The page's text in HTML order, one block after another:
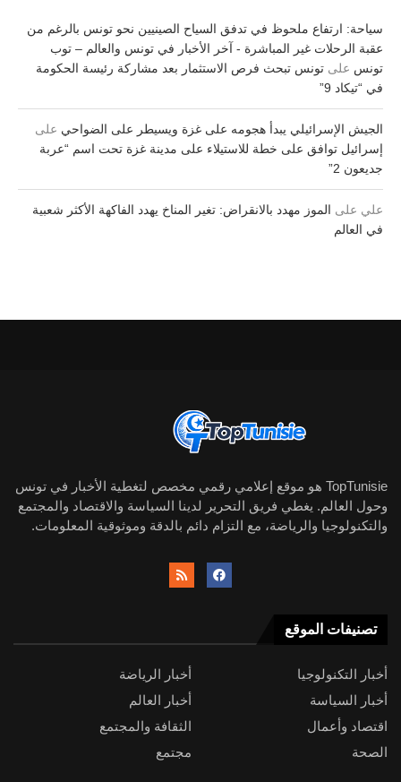
سياحة: ارتفاع ملحوظ في تدفق السياح الصينيين نحو تونس بالرغم من
عقبة الرحلات غير المباشرة - آخر الأخبار في تونس والعالم – توب
تونس على تونس تبحث فرص الاستثمار بعد مشاركة رئيسة الحكومة
في “تيكاد 9”
الجيش الإسرائيلي يبدأ هجومه على غزة ويسيطر على الضواحي على
إسرائيل توافق على خطة للاستيلاء على مدينة غزة تحت اسم “عربة
جديعون 2”
علي على الموز مهدد بالانقراض: تغير المناخ يهدد الفاكهة الأكثر شعبية
في العالم
TopTunisie هو موقع إعلامي رقمي مخصص لتغطية الأخبار في تونس
وحول العالم. يغطي فريق التحرير لدينا السياسة والاقتصاد والمجتمع
والتكنولوجيا والرياضة، مع التزام دائم بالدقة وموثوقية المعلومات.
تصنيفات الموقع
أخبار التكنولوجيا
أخبار الرياضة
أخبار السياسة
أخبار العالم
اقتصاد وأعمال
الثقافة والمجتمع
الصحة
مجتمع